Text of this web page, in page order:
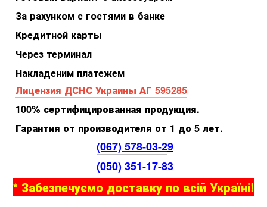
За рахунком с гостями в банке
Кредитной карты
Через терминал
Накладеним платежем
Лицензия ДСНС Украины АГ 595285
100% сертифицированная продукция.
Гарантия от производителя от 1 до 5 лет.
(067) 578-03-29
(050) 351-17-83
* Забезпечуємо доставку по всій Україні!